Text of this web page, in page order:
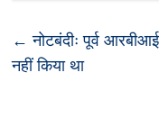
← नोटबंदीः पूर्व
नहीं किया था